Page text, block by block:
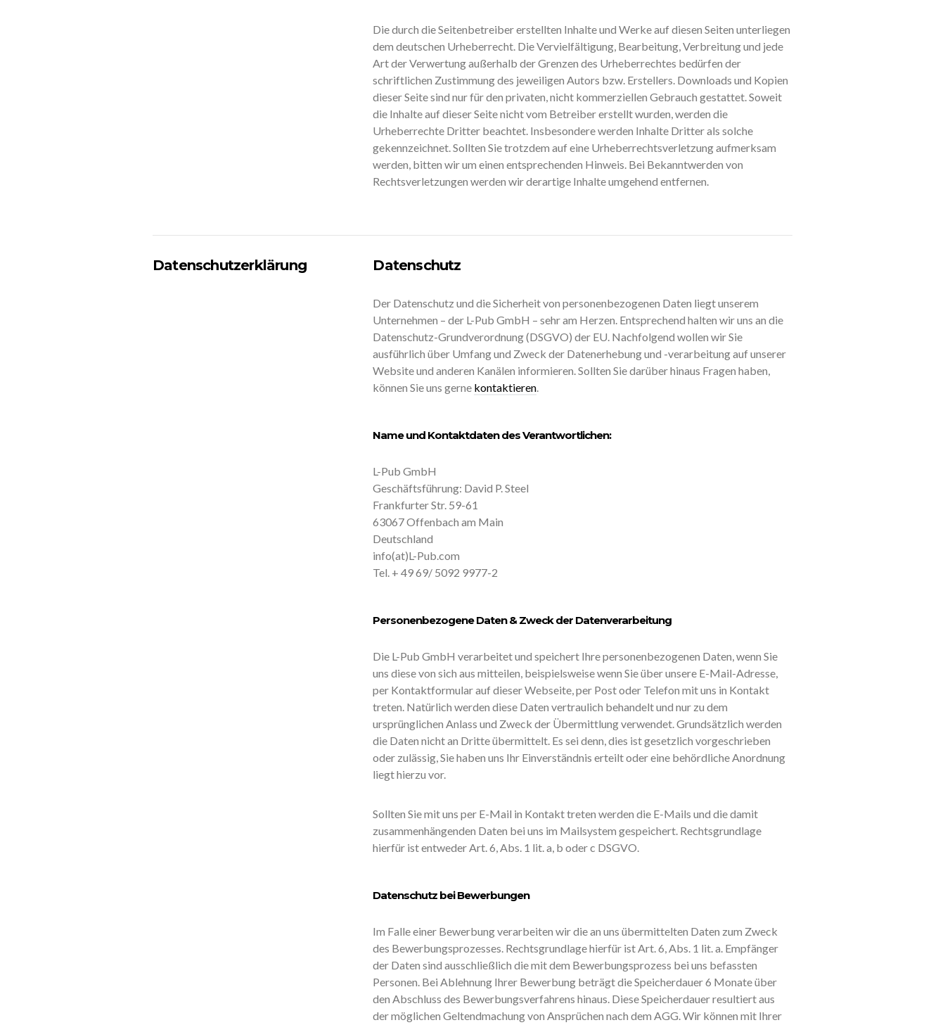
Die durch die Seitenbetreiber erstellten Inhalte und Werke auf diesen Seiten unterliegen
dem deutschen Urheberrecht. Die Vervielfältigung, Bearbeitung, Verbreitung und jede
Art der Verwertung außerhalb der Grenzen des Urheberrechtes bedürfen der
schriftlichen Zustimmung des jeweiligen Autors bzw. Erstellers. Downloads und Kopien
dieser Seite sind nur für den privaten, nicht kommerziellen Gebrauch gestattet. Soweit
die Inhalte auf dieser Seite nicht vom Betreiber erstellt wurden, werden die
Urheberrechte Dritter beachtet. Insbesondere werden Inhalte Dritter als solche
gekennzeichnet. Sollten Sie trotzdem auf eine Urheberrechtsverletzung aufmerksam
werden, bitten wir um einen entsprechenden Hinweis. Bei Bekanntwerden von
Rechtsverletzungen werden wir derartige Inhalte umgehend entfernen.
Datenschutzerklärung Datenschutz
Der Datenschutz und die Sicherheit von personenbezogenen Daten liegt unserem
Unternehmen – der L-Pub GmbH – sehr am Herzen. Entsprechend halten wir uns an die
Datenschutz-Grundverordnung (DSGVO) der EU. Nachfolgend wollen wir Sie
ausführlich über Umfang und Zweck der Datenerhebung und -verarbeitung auf unserer
Website und anderen Kanälen informieren. Sollten Sie darüber hinaus Fragen haben,
können Sie uns gerne kontaktieren.
Name und Kontaktdaten des Verantwortlichen:
L-Pub GmbH
Geschäftsführung: David P. Steel
Frankfurter Str. 59-61
63067 Offenbach am Main
Deutschland
info(at)L-Pub.com
Tel. + 49 69/ 5092 9977-2
Personenbezogene Daten & Zweck der Datenverarbeitung
Die L-Pub GmbH verarbeitet und speichert Ihre personenbezogenen Daten, wenn Sie
uns diese von sich aus mitteilen, beispielsweise wenn Sie über unsere E-Mail-Adresse,
per Kontaktformular auf dieser Webseite, per Post oder Telefon mit uns in Kontakt
treten. Natürlich werden diese Daten vertraulich behandelt und nur zu dem
ursprünglichen Anlass und Zweck der Übermittlung verwendet. Grundsätzlich werden
die Daten nicht an Dritte übermittelt. Es sei denn, dies ist gesetzlich vorgeschrieben
oder zulässig, Sie haben uns Ihr Einverständnis erteilt oder eine behördliche Anordnung
liegt hierzu vor.
Sollten Sie mit uns per E-Mail in Kontakt treten werden die E-Mails und die damit
zusammenhängenden Daten bei uns im Mailsystem gespeichert. Rechtsgrundlage
hierfür ist entweder Art. 6, Abs. 1 lit. a, b oder c DSGVO.
Datenschutz bei Bewerbungen
Im Falle einer Bewerbung verarbeiten wir die an uns übermittelten Daten zum Zweck
des Bewerbungsprozesses. Rechtsgrundlage hierfür ist Art. 6, Abs. 1 lit. a. Empfänger
der Daten sind ausschließlich die mit dem Bewerbungsprozess bei uns befassten
Personen. Bei Ablehnung Ihrer Bewerbung beträgt die Speicherdauer 6 Monate über
den Abschluss des Bewerbungsverfahrens hinaus. Diese Speicherdauer resultiert aus
der möglichen Geltendmachung von Ansprüchen nach dem AGG. Wir können mit Ihrer